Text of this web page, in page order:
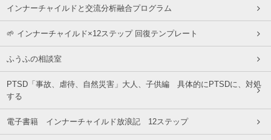
インナーチャイルドと交流分析融合プログラム
🌱 インナーチャイルド×12ステップ 回復テンプレート
ふうふの相談室
PTSD「事故、虐待、自然災害」大人、子供編 具体的にPTSDに、対処
する
電子書籍 インナーチャイルド放浪記 12ステップ